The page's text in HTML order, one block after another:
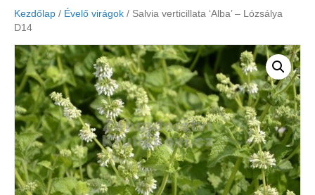
Kezdőlap / Évelő virágok / Salvia verticillata ‘Alba’ – Lózsálya
D14